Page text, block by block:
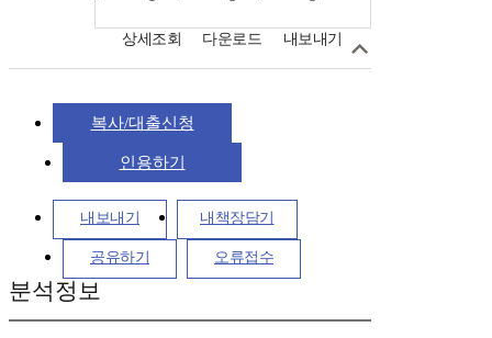
상세조회 다운로드 내보내기
복사/대출신청
인용하기
내보내기 내책장담기
공유하기 오류접수
분석정보